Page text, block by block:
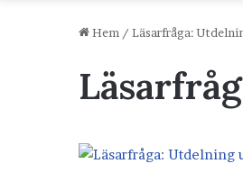
Hem / Läsarfråga: